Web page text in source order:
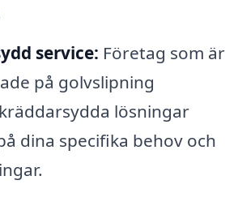
service: Företag som är
på golvslipning
lösningar
dina specifika behov och